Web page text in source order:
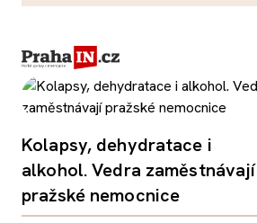
Kolapsy, dehydratace i
alkohol. Vedra zaměstnávají
pražské nemocnice